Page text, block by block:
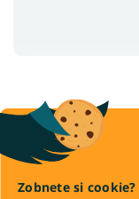
Zobnete si cookie?